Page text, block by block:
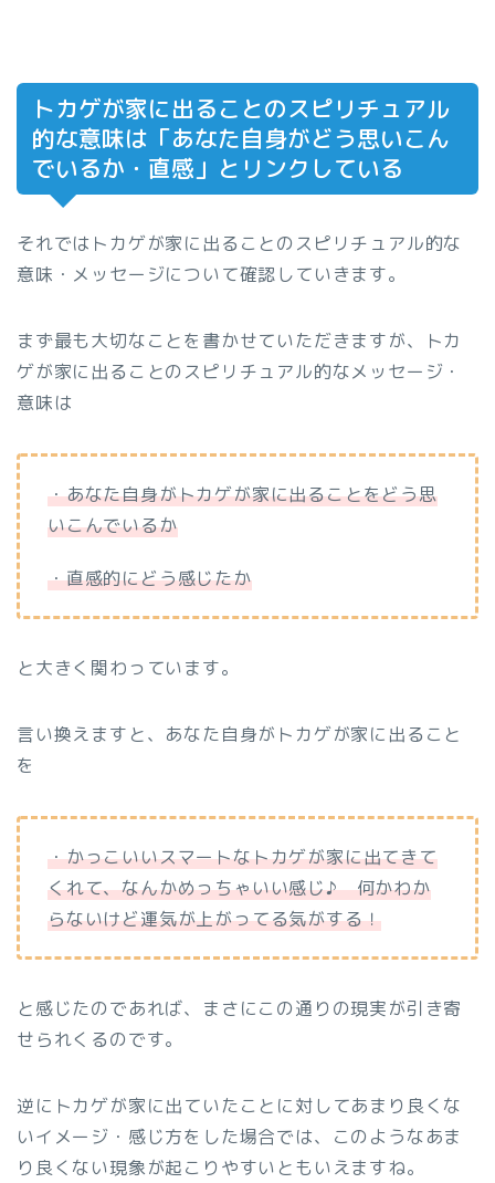
トカゲが家に出ることのスピリチュアル
的な意味は「あなた自身がどう思いこん
でいるか・直感」とリンクしている
それではトカゲが家に出ることのスピリチュアル的な
意味・メッセージについて確認していきます。
まず最も大切なことを書かせていただきますが、トカ
ゲが家に出ることのスピリチュアル的なメッセージ・
意味は
・あなた自身がトカゲが家に出ることをどう思
いこんでいるか
・直感的にどう感じたか
と大きく関わっています。
言い換えますと、あなた自身がトカゲが家に出ること
を
・かっこいいスマートなトカゲが家に出てきて
くれて、なんかめっちゃいい感じ♪ 何かわか
らないけど運気が上がってる気がする！
と感じたのであれば、まさにこの通りの現実が引き寄
せられくるのです。
逆にトカゲが家に出ていたことに対してあまり良くな
いイメージ・感じ方をした場合では、このようなあま
り良くない現象が起こりやすいともいえますね。